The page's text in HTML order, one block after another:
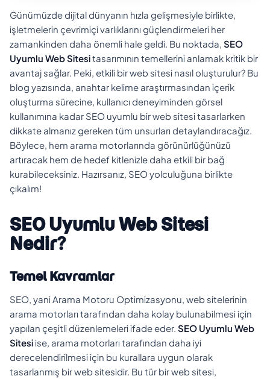
Günümüzde dijital dünyanın hızla gelişmesiyle birlikte,
işletmelerin çevrimiçi varlıklarını güçlendirmeleri her
zamankinden daha önemli hale geldi. Bu noktada, SEO
Uyumlu Web Sitesitasarımının temellerini anlamak kritik bir
avantaj sağlar. Peki, etkili bir web sitesi nasıl oluşturulur? Bu
blog yazısında, anahtar kelime araştırmasından içerik
oluşturma sürecine, kullanıcı deneyiminden görsel
kullanımına kadar SEO uyumlu bir web sitesi tasarlarken
dikkate almanız gereken tüm unsurları detaylandıracağız.
Böylece, hem arama motorlarında görünürlüğünüzü
artıracak hem de hedef kitlenizle daha etkili bir bağ
kurabileceksiniz. Hazırsanız, SEO yolculuğuna birlikte
çıkalım!
SEO Uyumlu Web Sitesi
Nedir?
Temel Kavramlar
SEO, yani Arama Motoru Optimizasyonu, web sitelerinin
arama motorları tarafından daha kolay bulunabilmesi için
yapılan çeşitli düzenlemeleri ifade eder. SEO Uyumlu Web
Sitesiise, arama motorları tarafından daha iyi
derecelendirilmesi için bu kurallara uygun olarak
tasarlanmış bir web sitesidir. Bu tür bir web sitesi,